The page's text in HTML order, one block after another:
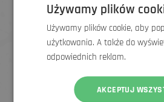
ZNIŻKAUżywamy plików
Używamy plików cookie, aby
użytkowania. A także do
odpowiednich reklam.
AKCEPTUJ